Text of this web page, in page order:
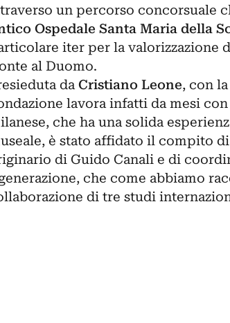
un percorso concorsuale
Ospedale Santa Maria della
iter per la valorizzazione
al Duomo.
daCristiano Leone, con
lavora infatti da mesi con
che ha una solida
è stato affidato il compito
di Guido Canali e di
che come abbiamo
di tre studi